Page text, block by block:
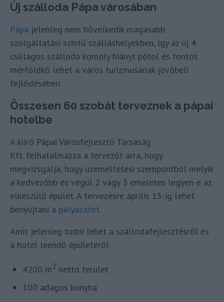
Új szálloda Pápa városában
Pápa jelenleg nem bővelkedik magasabb
szolgáltatási szintű szálláshelyekben, így az új 4
csillagos szálloda komoly hiányt pótol és fontos
mérföldkő lehet a város turizmusának jövőbeli
fejlődésében.
Összesen 60 szobát terveznek a pápai
hotelbe
A kiíró Pápai Városfejlesztő Társaság
Kft. felhatalmazza a tervezőt arra, hogy
megvizsgálja, hogy üzemeltetési szempontból melyik
a kedvezőbb és végül 2 vagy 3 emeletes legyen-e az
elkészülő épület. A tervezésre április 15-ig lehet
benyújtani a pályázatot.
Amit jelenleg tudni lehet a szállodafejlesztésről és
a hotel leendő épületéről:
4200 m2 nettó terület
100 adagos konyha